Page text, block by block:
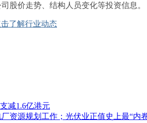
司股价走势、结构人员变化等投资信息。
击了解行业动态
减1.6亿港元
资源规划工作；光伏业正值史上最“内